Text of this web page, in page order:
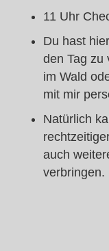
11 Uhr
Du hast
den Tag zu
im Wald
mit mir
Natürlich
auch
verbringen.